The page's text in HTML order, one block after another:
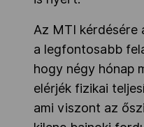
Az MTI kérdésére
a legfontosabb
hogy négy hónap
elérjék fizikai
ami viszont az